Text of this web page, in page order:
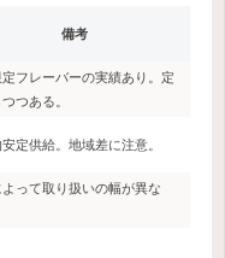
備考
フレーバーの実績あり。定
つある。
定供給。地域差に注意。
よって取り扱いの幅が異な